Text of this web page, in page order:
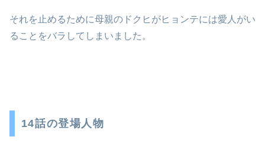
それを止めるために母親のドクヒがヒョンテには愛人がい
ることをバラしてしまいました。
14話の登場人物